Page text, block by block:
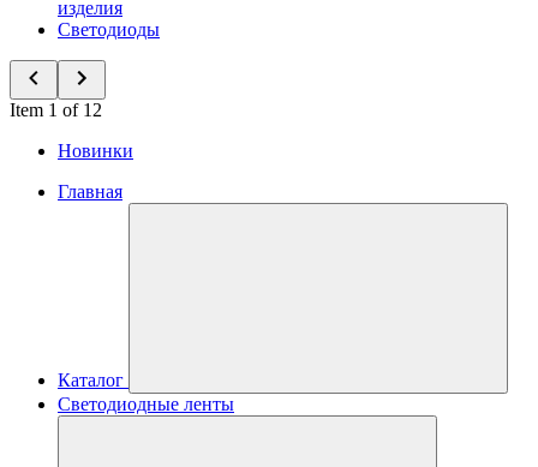
изделия
Светодиоды
Item 1 of 12
Новинки
Главная
Каталог
Светодиодные ленты